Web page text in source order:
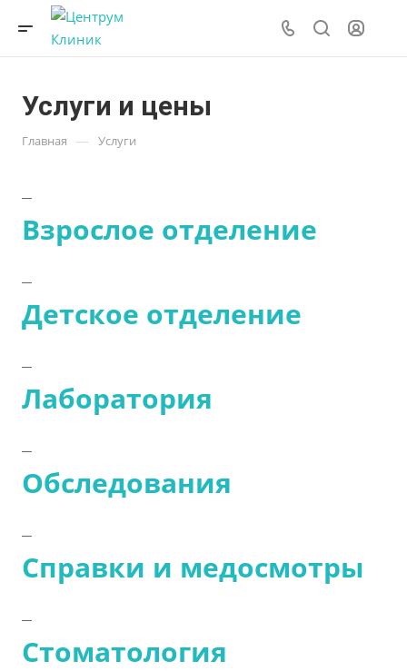
Услуги и цены
Главная — Услуги
Взрослое отделение
Детское отделение
Лаборатория
Обследования
Справки и медосмотры
Стоматология